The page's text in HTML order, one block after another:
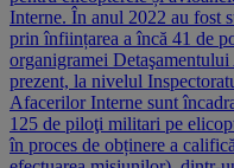
Interne. În anul 2022 au fost
prin înființarea a încă 41 de
organigramei
prezent, la nivelul
Afacerilor Interne sunt
125 de piloţi militari pe
în proces de obținere a